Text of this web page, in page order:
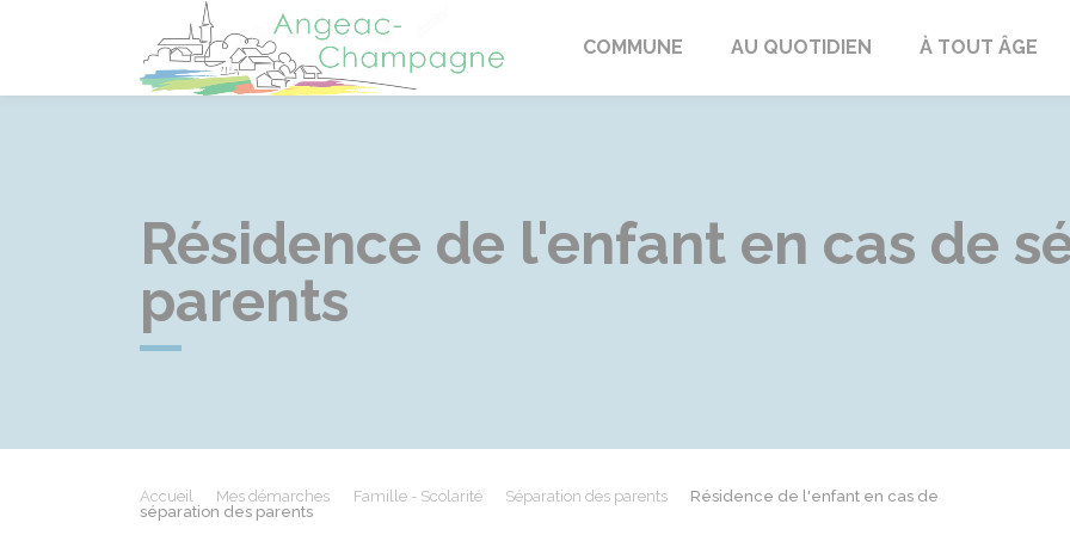
Angeac-Champagne
COMMUNE AU QUOTIDIEN À TOUT ÂGE
Résidence de l'enfant en cas de
parents
Accueil Mes démarches Famille - Scolarité Séparation des parents
Résidence de l'enfant en cas de
séparation des parents